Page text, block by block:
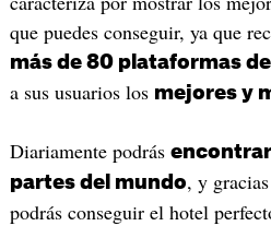
que puedes conseguir, ya que
más de 80 plataformas
a sus usuarios los mejores y
Diariamente podrás
partes del mundo, y
podrás conseguir el hotel